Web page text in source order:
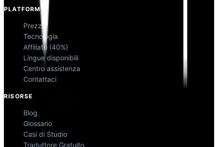
PLATFORM
Prezzi
Tecnologia
Affiliato (40%)
Lingue disponibili
Centro assistenza
Contattaci
RISORSE
Blog
Glossario
Casi di Studio
Traduttore Gratuito